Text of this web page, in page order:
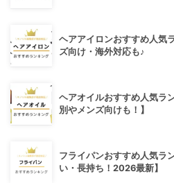
ヘアアイロンおすすめ人気
ズ向け・海外対応も♪
ヘアオイルおすすめ人気ラ
別やメンズ向けも！】
フライパンおすすめ人気ラ
い・長持ち！2026最新】